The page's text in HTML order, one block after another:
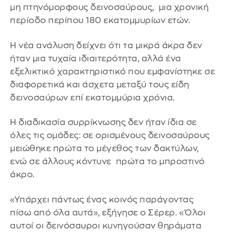
μη πτηνόμορφους δεινοσαύρους, μια χρονική
περίοδο περίπου 180 εκατομμυρίων ετών.
Η νέα ανάλυση δείχνει ότι τα μικρά άκρα δεν
ήταν μια τυχαία ιδιαιτερότητα, αλλά ένα
εξελικτικό χαρακτηριστικό που εμφανίστηκε σε
διαφορετικά και άσχετα μεταξύ τους είδη
δεινοσαύρων επί εκατομμύρια χρόνια.
Η διαδικασία συρρίκνωσης δεν ήταν ίδια σε
όλες τις ομάδες: σε ορισμένους δεινοσαύρους
μειώθηκε πρώτα το μέγεθος των δακτύλων,
ενώ σε άλλους κόντυνε πρώτα το μπροστινό
άκρο.
«Υπάρχει πάντως ένας κοινός παράγοντας
πίσω από όλα αυτά», εξήγησε ο Σέρερ. «Όλοι
αυτοί οι δεινόσαυροι κυνηγούσαν θηράματα